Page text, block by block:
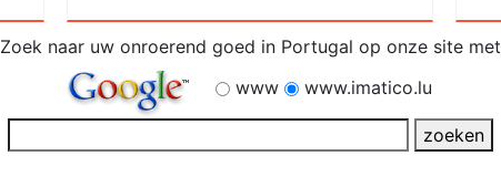
Zoek naar uw onroerend goed in Portugal op onze site met
www
www.imatico.lu